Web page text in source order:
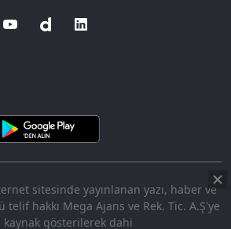
sitesinde yayınlanan yazı, haber ve
hakkı Mega Ajans ve Rek. Tic. A.Ş'ye
gösterilerek dahi